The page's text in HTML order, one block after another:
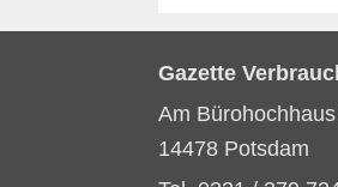
Gazette
Am
14478 Potsdam